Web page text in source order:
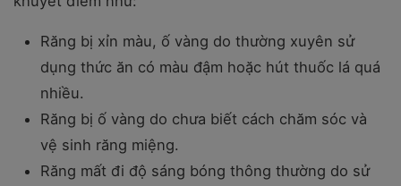
Răng bị xỉn màu, ố vàng do thường xuyên sử
dụng thức ăn có màu đậm hoặc hút thuốc lá quá
nhiều.
Răng bị ố vàng do chưa biết cách chăm sóc và
vệ sinh răng miệng.
Răng mất đi độ sáng bóng thông thường do sử